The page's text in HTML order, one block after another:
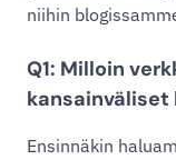
niihin
Q1: Milloin
Ensinnäkin